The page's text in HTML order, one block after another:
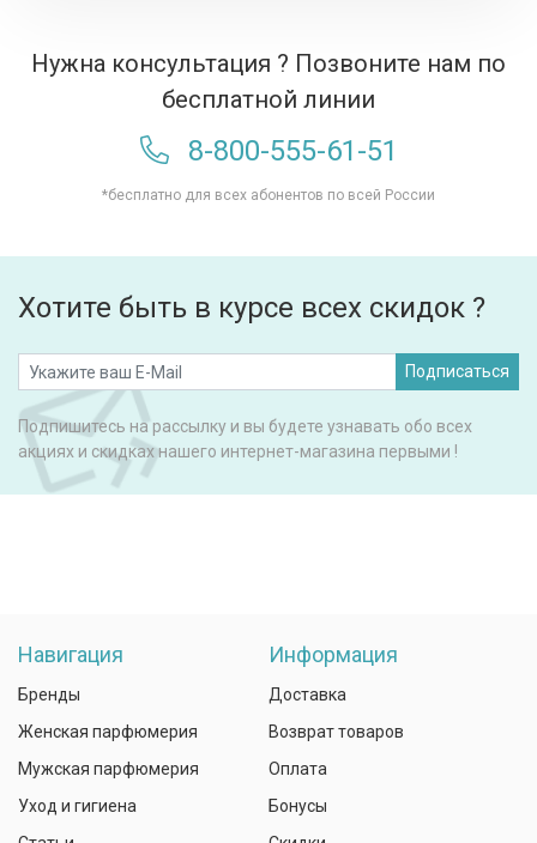
Нужна консультация ? Позвоните нам по
бесплатной линии
8-800-555-61-51
*бесплатно для всех абонентов по всей России
Хотите быть в курсе всех скидок ?
Подписаться
Подпишитесь на рассылку и вы будете узнавать обо всех
акциях и скидках нашего интернет-магазина первыми !
Навигация
Бренды
Женская парфюмерия
Мужская парфюмерия
Уход и гигиена
Информация
Доставка
Возврат товаров
Оплата
Бонусы